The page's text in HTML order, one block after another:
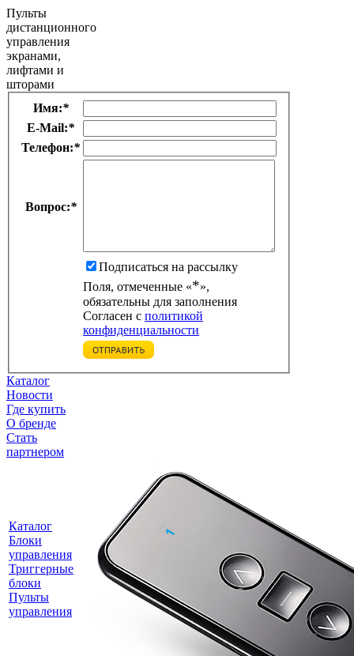
Пульты
дистанционного
управления
экранами,
лифтами и
шторами
Имя:*
E-Mail:*
Телефон:*
Вопрос:*
Подписаться на рассылку
Поля, отмеченные «*»,
обязательны для заполнения
Согласен с политикой
конфиденциальности
Каталог
Новости
Где купить
О бренде
Стать
партнером
Каталог
Блоки
управления
Триггерные
блоки
Пульты
управления